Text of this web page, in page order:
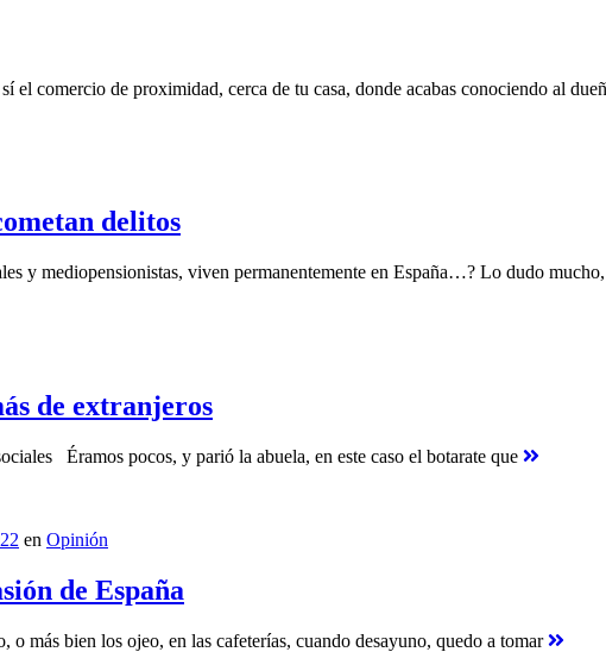
el comercio de proximidad, cerca de tu casa, donde acabas conociendo al
delitos
y mediopensionistas, viven permanentemente en España…? Lo dudo
de extranjeros
Éramos pocos, y parió la abuela, en este caso el botarate que
en Opinión
de España
más bien los ojeo, en las cafeterías, cuando desayuno, quedo a tomar